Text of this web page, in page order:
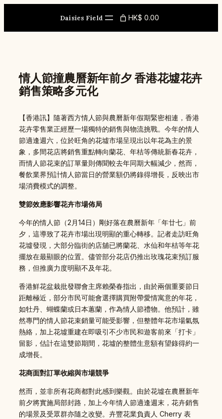
Daisies Field HK$ 0.00
情人節撞農曆新年前夕 香港花墟花卉
銷售策略多元化
【香港訊】隨著西方情人節與農曆新年假期緊密相連，香港
花卉零售業正經歷一場獨特的銷售與物流挑戰。今年的情人
節適逢週六，位於旺角的花墟市場呈現出以年花為主的景
象，多間花店將銷售重點轉向蘭花、年桔等傳統新春花卉，
而情人節花束的訂單量則傳聞較去年同期大幅減少，然而，
餐飲業界預計情人節當日的營業額仍將錄得增長，反映出市
場消費模式的調整。
雙節效應影響花卉市場佈局
今年的情人節（2月14日）剛好落在農曆新年「年廿七」前
夕，這導致了花卉市場出現明顯的重心轉移。記者走訪旺角
花墟發現，大部分臨街的店舖已將蘭花、水仙和年桔等年花
擺放在最顯眼的位置。儘管部分花店仍推出玫瑰花束預訂服
務，但推廣力度明顯不及年花。
香港鮮花盆栽批發聯會主席賴榮春指出，由於兩個重要節日
距離極近，部分市民可能會選擇購買附帶愛情寓意的年花，
如牡丹、蝴蝶蘭或日本蕙蘭，作為情人節禮物。他預計，雖
然專門的情人節花束銷量可能受影響，但整體年花市場氣氛
熱絡，加上花墟重建在即吸引不少市民和遊客前來「打卡」
留影，估計在這雙節期間，花墟的整體生意額有望錄得約一
成增長。
花商面對訂單收縮與市場競爭
然而，並非所有花商都對此感到樂觀。由於花墟在農曆新年
前夕將實施局部封路，加上今年情人節適逢週末，花卉銷售
的場景及受眾群亦隨之改變。卉豐花業負責人 Cherry 表